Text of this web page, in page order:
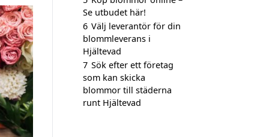
Se utbudet här!
6 Välj leverantör för din
blommleverans i
Hjältevad
7 Sök efter ett företag
som kan skicka
blommor till städerna
runt Hjältevad